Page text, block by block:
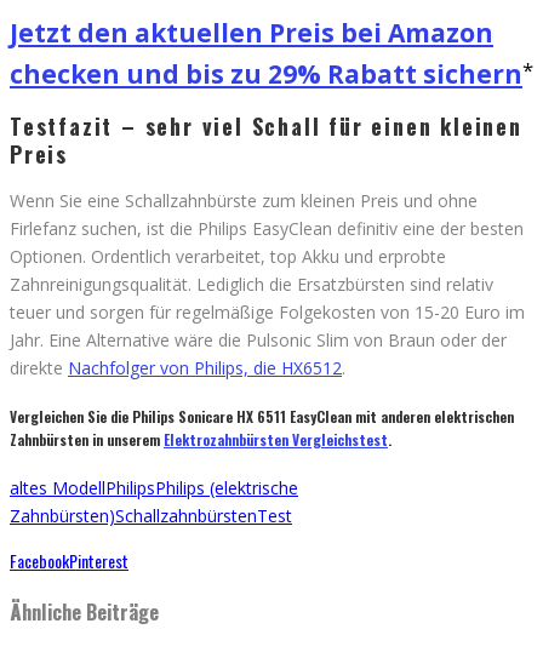
Jetzt den aktuellen Preis bei Amazon
checken und bis zu 29% Rabatt sichern
Testfazit – sehr viel Schall für einen kleinen
Preis
Wenn Sie eine Schallzahnbürste zum kleinen Preis und ohne
Firlefanz suchen, ist die Philips EasyClean definitiv eine der besten
Optionen. Ordentlich verarbeitet, top Akku und erprobte
Zahnreinigungsqualität. Lediglich die Ersatzbürsten sind relativ
teuer und sorgen für regelmäßige Folgekosten von 15-20 Euro im
Jahr. Eine Alternative wäre die Pulsonic Slim von Braun oder der
direkte Nachfolger von Philips, die HX6512.
Vergleichen Sie die Philips Sonicare HX 6511 EasyClean mit anderen elektrischen
Zahnbürsten in unserem Elektrozahnbürsten Vergleichstest.
altes ModellPhilipsPhilips (elektrische
Zahnbürsten)SchallzahnbürstenTest
FacebookPinterest
Ähnliche Beiträge